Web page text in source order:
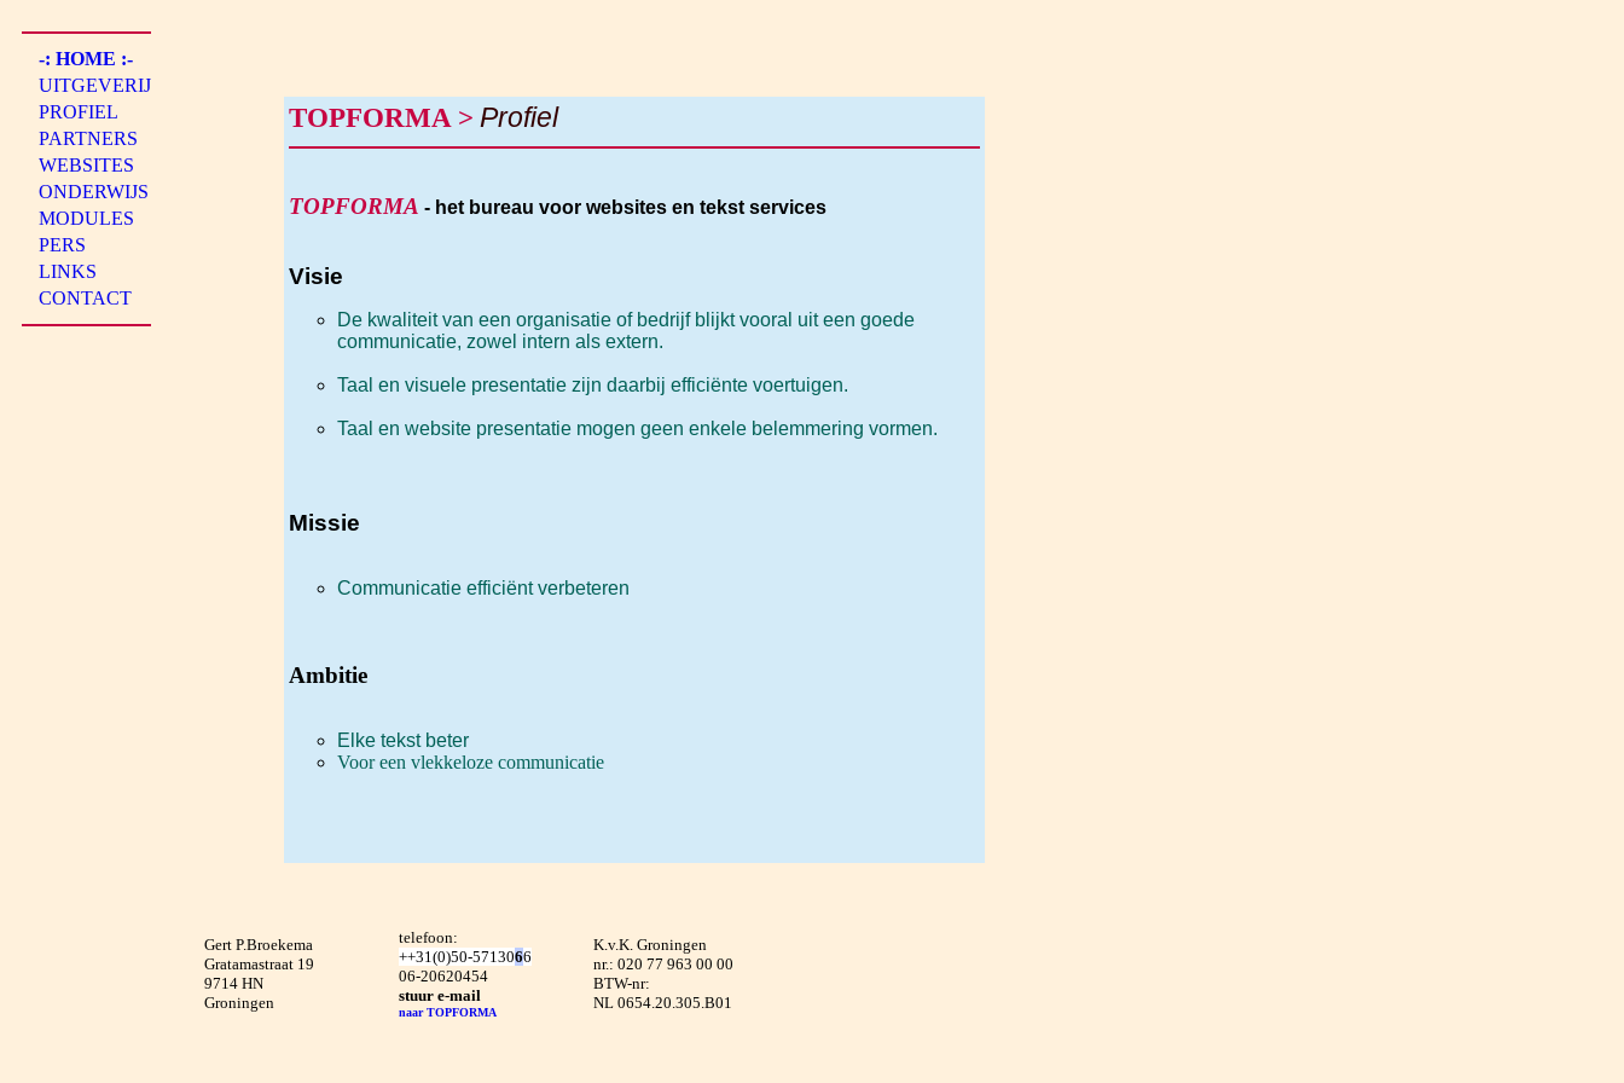
-: HOME :-
UITGEVERIJ
PROFIEL
PARTNERS
WEBSITES
ONDERWIJS
MODULES
PERS
LINKS
CONTACT
TOPFORMA > Profiel
TOPFORMA - het bureau voor websites en tekst services
Visie
De kwaliteit van een organisatie of bedrijf blijkt vooral uit een goede
communicatie, zowel intern als extern.
Taal en visuele presentatie zijn daarbij efficiënte voertuigen.
Taal en website presentatie mogen geen enkele belemmering vormen.
Missie
Communicatie efficiënt verbeteren
Ambitie
Elke tekst beter
Voor een vlekkeloze communicatie
Gert P.Broekema
Gratamastraat 19
9714 HN
Groningen
telefoon:
++31(0)50-5713066
06-20620454
stuur e-mail
naar TOPFORMA
K.v.K. Groningen
nr.: 020 77 963 00 00
BTW-nr:
NL 0654.20.305.B01